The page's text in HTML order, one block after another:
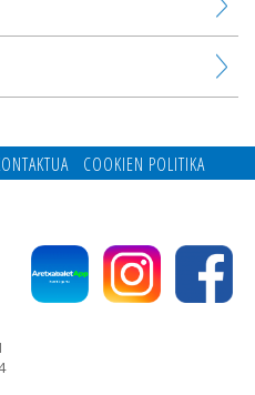
COOKIEN POLITIKA